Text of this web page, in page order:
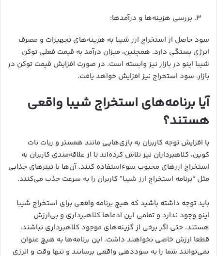
بررسی هزینه‌ها و درآمدها:
سود حاصل از استخراج ارز شیبا به هزینه‌های تجهیزات و مصرف
انرژی بستگی دارد. همچنین، میزان درآمد به قیمت فعلی توکن
شیبا اینو در بازار نیز وابسته است. در صورت افزایش قیمت توکن در
بازار، سود استخراج نیز افزایش خواهد یافت.
آیا برنامه‌های استخراج شیبا واقعی
هستند؟
با افزایش توجه کاربران به بازی‌هایی مانند همستر و ربات نات
کوین، کلاهبرداران نیز تلاش کرده‌اند تا از علاقه‌مندی کاربران به
استخراج ارزهای محبوب سوءاستفاده کنند. آن‌ها با تیترهای جذابی
مثل “برنامه استخراج ارز شیبا” کاربران را به سرعت جذب می‌کنند.
باید توجه داشته باشید که هیچ برنامه واقعی برای استخراج شیبا
اینو وجود ندارد و تمامی این ادعاها کلاهبرداری و بی‌ارزش
هستند. حتی اگر برخی از گزینه‌های موجود کلاهبرداری نباشند،
قطعا ارزش خاصی نخواهند داشت. این برنامه‌ها به هیچ عنوان
نمی‌توانند شما را به سوددهی واقعی برسانند و تنها وقت و انرژی